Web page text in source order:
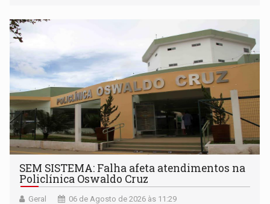
SEM SISTEMA: Falha afeta atendimentos na
Policlínica Oswaldo Cruz
Geral 06 de Agosto de 2026 às 11:29